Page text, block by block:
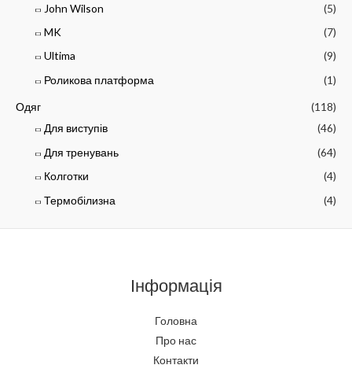
John Wilson
(5)
MK
(7)
Ultima
(9)
Роликова платформа
(1)
Одяг
(118)
Для виступів
(46)
Для тренувань
(64)
Колготки
(4)
Термобілизна
(4)
Інформація
Головна
Про нас
Контакти